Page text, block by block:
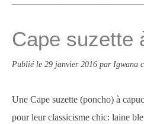
Cape suzette
Publié le 29 janvier 2016 par Igwana
Une Cape suzette (poncho) à
pour leur classicisme chic: laine